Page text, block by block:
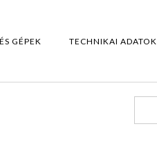
GÉPEK TECHNIKAI ADATOK